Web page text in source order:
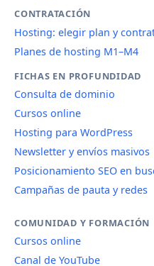
CONTRATACIÓN
Hosting: elegir plan y
Planes de hosting M1–M4
FICHAS EN PROFUNDIDAD
Consulta de dominio
Cursos online
Hosting para WordPress
Newsletter y envíos masivos
Posicionamiento SEO en
Campañas de pauta y redes
COMUNIDAD Y FORMACIÓN
Cursos online
Canal de YouTube